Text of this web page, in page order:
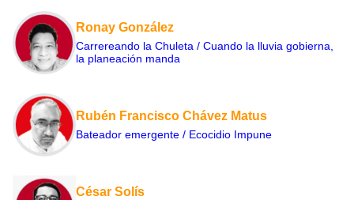
Ronay González
Carrereando la Chuleta / Cuando la lluvia gobierna,
la planeación manda
Rubén Francisco Chávez Matus
Bateador emergente / Ecocidio Impune
César Solís